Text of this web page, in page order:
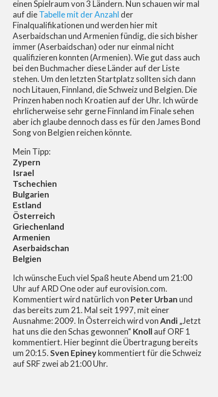
einen Spielraum von 3 Ländern. Nun schauen wir mal
auf dieTabelle mit der Anzahl der
Finalqualifikationen und werden hier mit
Aserbaidschan und Armenien fündig, die sich bisher
immer (Aserbaidschan) oder nur einmal nicht
qualifizieren konnten (Armenien). Wie gut dass auch
bei den Buchmacher diese Länder auf der Liste
stehen. Um den letzten Startplatz sollten sich dann
noch Litauen, Finnland, die Schweiz und Belgien. Die
Prinzen haben noch Kroatien auf der Uhr. Ich würde
ehrlicherweise sehr gerne Finnland im Finale sehen
aber ich glaube dennoch dass es für den James Bond
Song von Belgien reichen könnte.
Mein Tipp:
Zypern
Israel
Tschechien
Bulgarien
Estland
Österreich
Griechenland
Armenien
Aserbaidschan
Belgien
Ich wünsche Euch viel Spaß heute Abend um 21:00
Uhr auf ARD One oder auf eurovision.com.
Kommentiert wird natürlich von Peter Urban und
das bereits zum 21. Mal seit 1997, mit einer
Ausnahme: 2009. In Österreich wird vonAndi„Jetzt
hat uns die den Schas gewonnen“ Knollauf ORF 1
kommentiert. Hier beginnt die Übertragung bereits
um 20:15.Sven Epineykommentiert für die Schweiz
auf SRF zwei ab 21:00 Uhr.